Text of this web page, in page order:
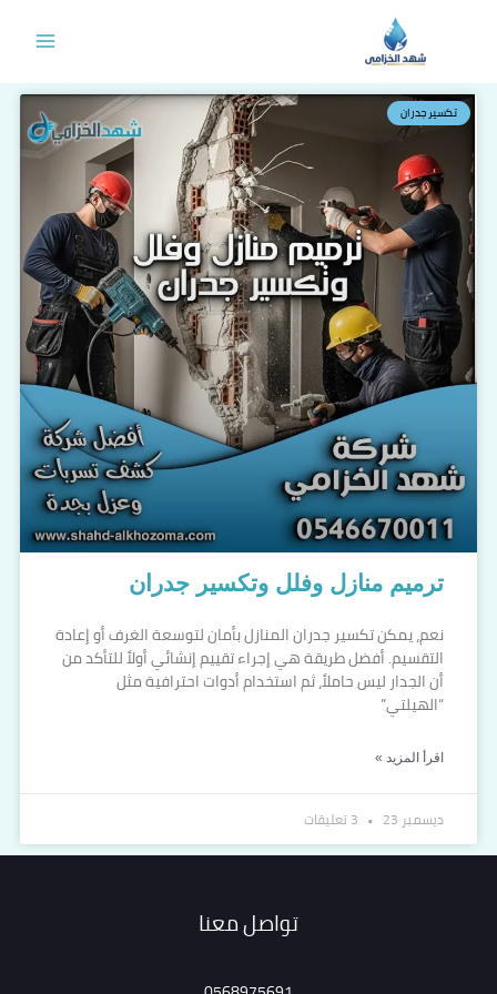
تكسير جدران
ترميم منازل وفلل وتكسير جدران
نعم، يمكن تكسير جدران المنازل بأمان لتوسعة الغرف أو إعادة
التقسيم. أفضل طريقة هي إجراء تقييم إنشائي أولاً للتأكد من
أن الجدار ليس حاملاً، ثم استخدام أدوات احترافية مثل
“الهيلتي”
اقرأ المزيد »
ديسمبر 23
تواصل معنا